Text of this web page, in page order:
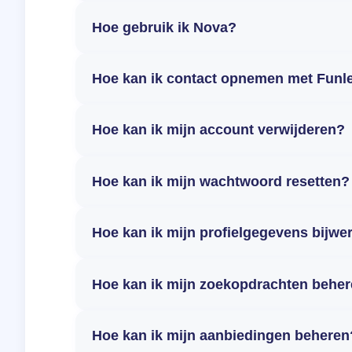
Hoe gebruik ik Nova?
Hoe kan ik contact opnemen met
Hoe kan ik mijn account verwijderen?
Hoe kan ik mijn wachtwoord resetten?
Hoe kan ik mijn profielgegevens
Hoe kan ik mijn zoekopdrachten
Hoe kan ik mijn aanbiedingen